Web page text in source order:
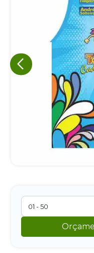
Eu concordo
A nossa empresa
sua privacidade,
de marketing.
qualquer momento.